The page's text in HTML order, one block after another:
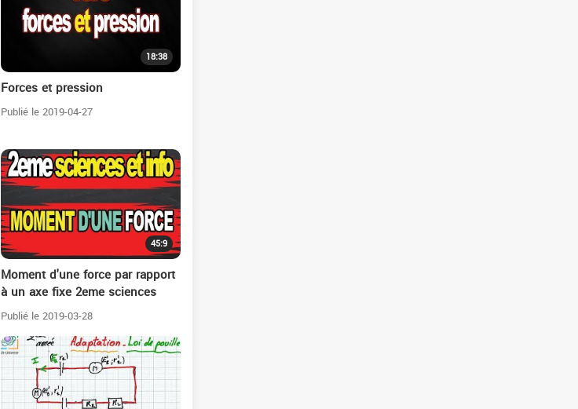
18:38
Forces et pression
Publié le 2019-04-27
45:9
Moment d'une force par rapport
à un axe fixe 2eme sciences
Publié le 2019-03-28